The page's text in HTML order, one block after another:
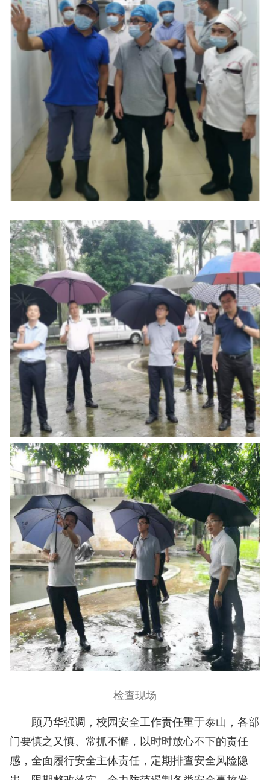
检查现场
顾乃华强调，校园安全工作责任重于泰山，各部
门要慎之又慎、常抓不懈，以时时放心不下的责任
感，全面履行安全主体责任，定期排查安全风险隐